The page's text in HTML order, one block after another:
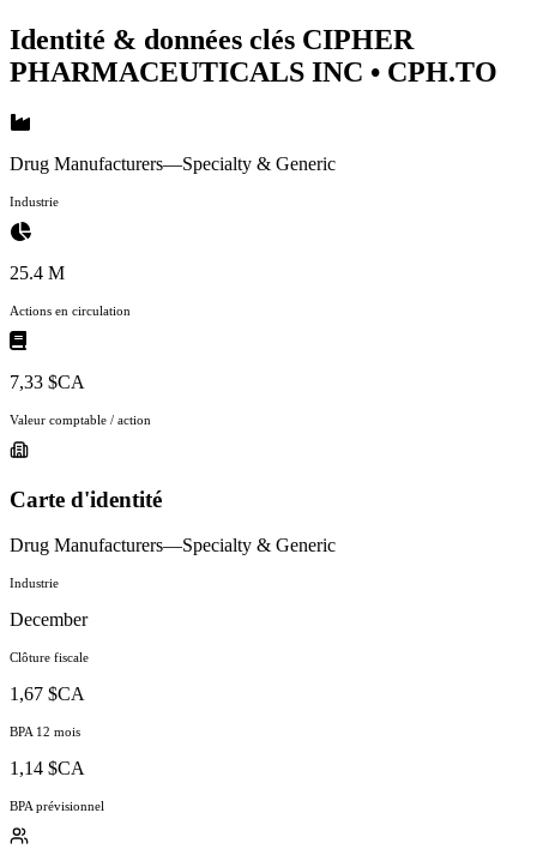
Identité & données clés CIPHER
PHARMACEUTICALS INC • CPH.TO
Drug Manufacturers—Specialty & Generic
Industrie
25.4 M
Actions en circulation
7,33 $CA
Valeur comptable / action
Carte d'identité
Drug Manufacturers—Specialty & Generic
Industrie
December
Clôture fiscale
1,67 $CA
BPA 12 mois
1,14 $CA
BPA prévisionnel